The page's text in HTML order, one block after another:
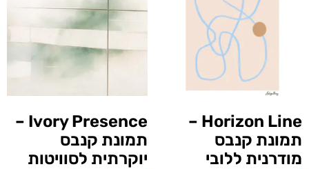
Horizon Line –
תמונת קנבס
מודרנית ללובי
Ivory Presence –
תמונת קנבס
יוקרתית לסוויטות